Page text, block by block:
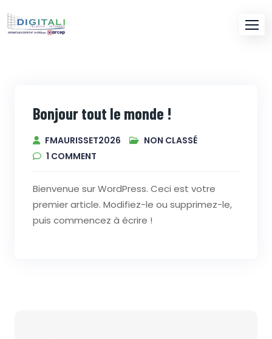
to
Bonjour tout le monde !
FMAURISSET2026
NON CLASSÉ
1 COMMENT
Bienvenue sur WordPress. Ceci est votre
premier article. Modifiez-le ou supprimez-le,
puis commencez à écrire !